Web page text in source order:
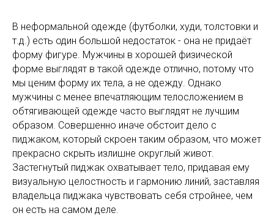
В неформальной одежде (футболки, худи, толстовки и
т.д.) есть один большой недостаток - она не придаёт
форму фигуре. Мужчины в хорошей физической
форме выглядят в такой одежде отлично, потому что
мы ценим форму их тела, а не одежду. Однако
мужчины с менее впечатляющим телосложением в
обтягивающей одежде часто выглядят не лучшим
образом. Совершенно иначе обстоит дело с
пиджаком, который скроен таким образом, что может
прекрасно скрыть излишне округлый живот.
Застегнутый пиджак охватывает тело, придавая ему
визуальную целостность и гармонию линий, заставляя
владельца пиджака чувствовать себя стройнее, чем
он есть на самом деле.